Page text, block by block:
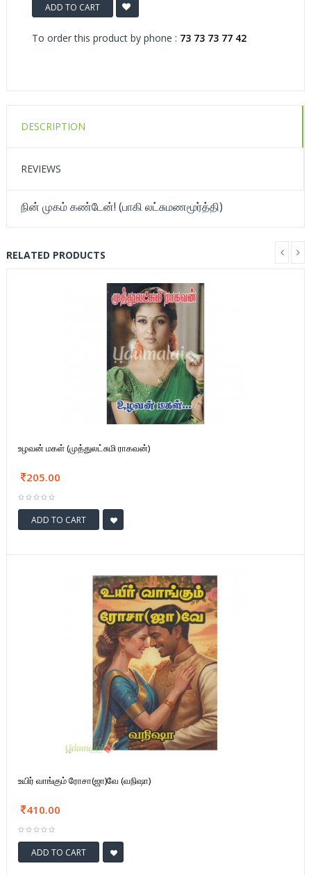
ADD TO CART
To order this product by phone : 73 73 73 77 42
DESCRIPTION
REVIEWS
நின் முகம் கண்டேன்! (பாகி லட்சுமணமூர்த்தி)
RELATED PRODUCTS
உழவன் மகள் (முத்துலட்சுமி ராகவன்)
205.00
ADD TO CART
உயிர் வாங்கும் ரோசா(ஜா)வே (வநிஷா)
410.00
ADD TO CART